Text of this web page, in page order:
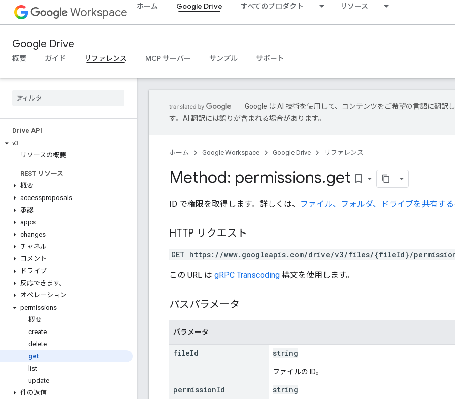
Workspace ホーム Google Drive すべてのプロダクト リソース
Google Drive
概要 ガイド リファレンス MCP サーバー サンプル サポート
Drive API
v3
リソースの概要
REST リソース
概要
accessproposals
承認
apps
changes
チャネル
コメント
ドライブ
反応できます。
オペレーション
permissions
概要
create
delete
get
list
update
件の返信
Google は AI 技術を使用して、コンテンツをご希望の言語に翻訳
す。AI 翻訳には誤りが含まれる場合があります。
ホーム Google Workspace Google Drive リファレンス
Method: permissions.get bookmark_border
ID で権限を取得します。詳しくは、 ファイル、フォルダ、ドライブを共有する
HTTP リクエスト
GET https://www.googleapis.com/drive/v3/files/{fileId}/
この URL は gRPC Transcoding 構文を使用します。
パスパラメータ
パラメータ
fileId string
ファイルの ID。
permissionId string